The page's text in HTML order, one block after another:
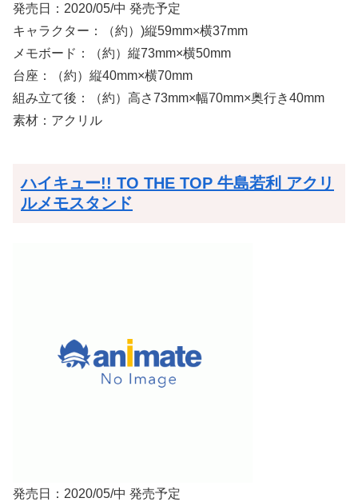
発売日：2020/05/中 発売予定
キャラクター：（約）)縦59mm×横37mm
メモボード：（約）縦73mm×横50mm
台座：（約）縦40mm×横70mm
組み立て後：（約）高さ73mm×幅70mm×奥行き40mm
素材：アクリル
ハイキュー!! TO THE TOP 牛島若利 アクリ
ルメモスタンド
発売日：2020/05/中 発売予定